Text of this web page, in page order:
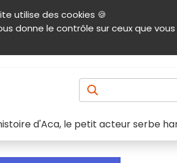
utilise des cookies 🍪
donne le contrôle sur ceux que
et accessibilité Menu principal
Produits &
d'Aca, le petit acteur serbe